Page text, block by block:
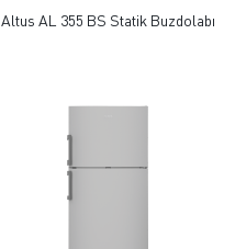
Altus AL 355 BS Statik Buzdolabı